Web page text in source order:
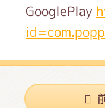
GooglePlay